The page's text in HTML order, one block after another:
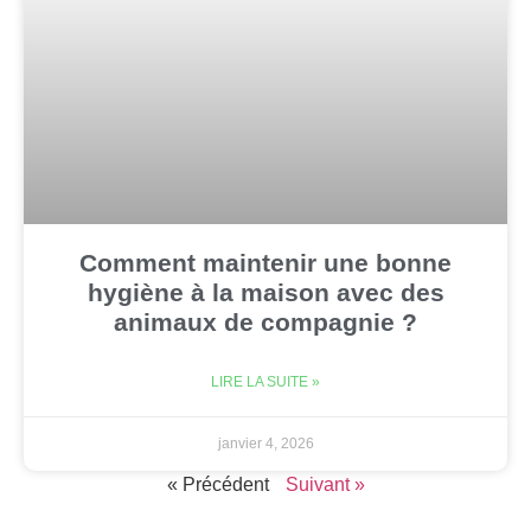
Comment maintenir une bonne
hygiène à la maison avec des
animaux de compagnie ?
LIRE LA SUITE »
janvier 4, 2026
« Précédent Suivant »